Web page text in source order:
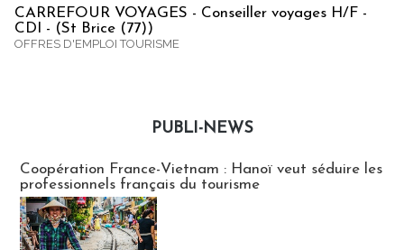
CARREFOUR VOYAGES - Conseiller voyages H/F -
CDI - (St Brice (77))
OFFRES D'EMPLOI TOURISME
PUBLI-NEWS
Coopération France-Vietnam : Hanoï veut séduire les
professionnels français du tourisme